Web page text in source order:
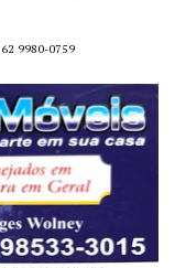
62 9980-0759